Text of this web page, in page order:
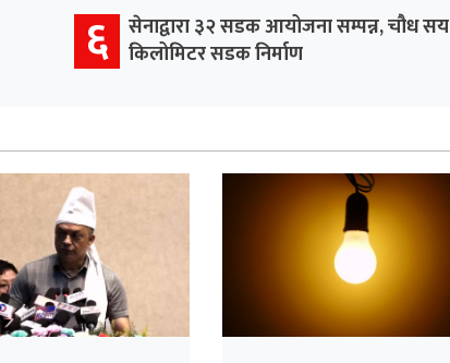
६ सेनाद्वारा ३२ सडक आयोजना सम्पन्न, चौध सय
किलोमिटर सडक निर्माण